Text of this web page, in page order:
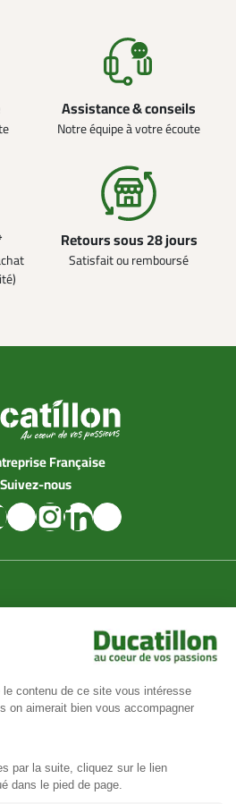
Assistance & conseils
Notre équipe à votre écoute
Retours sous 28 jours
Satisfait ou remboursé
Française
Suivez-nous